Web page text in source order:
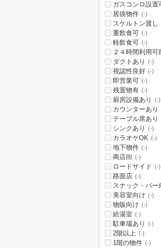
ガスコンロ設置
居抜物件 (-)
スケルトン渡し
重飲食可 (-)
軽飲食可 (-)
２４時間利用可
ダクトあり (-)
視認性良好 (-)
即営業可 (-)
残置物有 (-)
厨房設備あり (-)
カウンターあり
テーブル席あり
シンクあり (-)
カラオケOK (-)
地下物件 (-)
商店街 (-)
ロードサイド (-)
路面店 (-)
スナック・バー
美容室向け (-)
物販向け (-)
給湯室 (-)
駐車場あり (-)
2階以上 (-)
1階の物件 (-)